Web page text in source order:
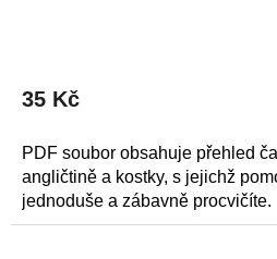
35 Kč
PDF soubor obsahuje přehled
angličtině a kostky, s jejichž
jednoduše a zábavně procvičíte.